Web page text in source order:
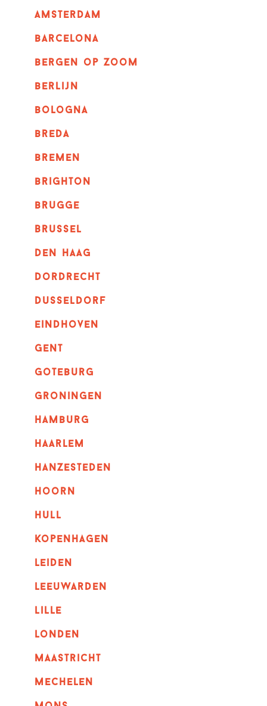
Amsterdam
barcelona
bergen op zoom
berlijn
bologna
breda
bremen
brighton
brugge
Brussel
Den haag
dordrecht
dusseldorf
eindhoven
GENT
goteburg
groningen
hamburg
haarlem
hanzesteden
hoorn
hull
kopenhagen
leiden
leeuwarden
lille
londen
maastricht
mechelen